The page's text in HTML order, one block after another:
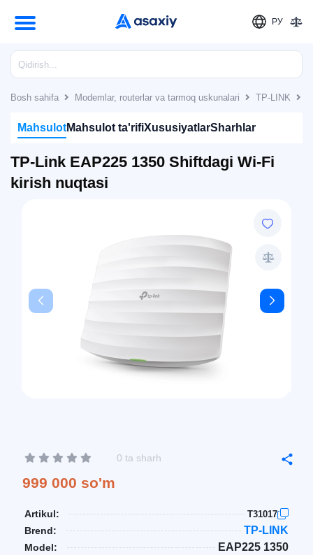
РУ
Bosh sahifa Modemlar, routerlar va tarmoq uskunalari TP-LINK
MahsulotMahsulot ta'rifiXususiyatlarSharhlar
TP-Link EAP225 1350 Shiftdagi Wi-Fi
kirish nuqtasi
0 ta sharh
999 000 so'm
Artikul: T31017
Brend: TP-LINK
Model: EAP225 1350